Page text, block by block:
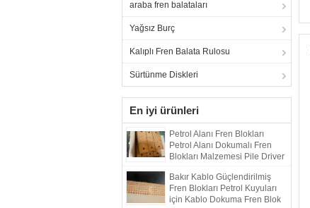
araba fren balataları
Yağsız Burç
Kalıplı Fren Balata Rulosu
Sürtünme Diskleri
En iyi ürünleri
Petrol Alanı Fren Blokları
Petrol Alanı Dokumalı Fren
Blokları Malzemesi Pile Driver
Bakır Kablo Güçlendirilmiş
Fren Blokları Petrol Kuyuları
için Kablo Dokuma Fren Blok